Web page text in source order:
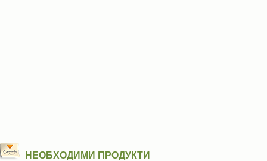
НЕОБХОДИМИ ПРОДУКТИ